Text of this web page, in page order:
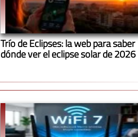
Trío de Eclipses: la web para saber
dónde ver el eclipse solar de 2026